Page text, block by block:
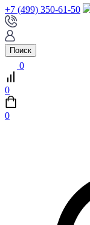
+7 (499) 350-61-50
Поиск
0
0
0